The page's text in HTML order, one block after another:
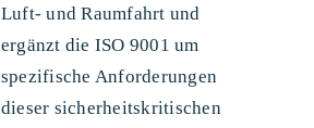
Luft- und Raumfahrt und
ergänzt die ISO 9001 um
spezifische Anforderungen
dieser sicherheitskritischen